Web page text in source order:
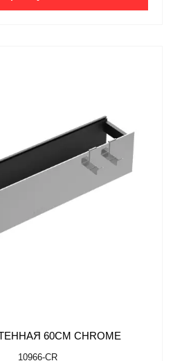
60СМ CHROME
10966-CR